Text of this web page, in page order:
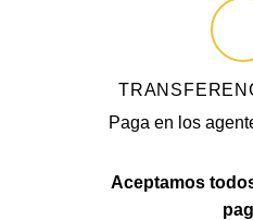
Paga en los
Aceptamos